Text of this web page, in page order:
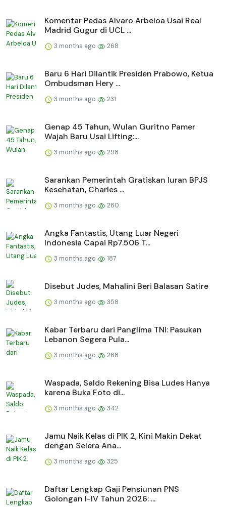
Komentar Pedas Alvaro Arbeloa Usai Real
Madrid Gugur di UCL ...
3 months ago 268
Baru 6 Hari Dilantik Presiden Prabowo, Ketua
Ombudsman Hery ...
3 months ago 231
Genap 45 Tahun, Wulan Guritno Pamer
Wajah Baru Usai Lifting:...
3 months ago 298
Sarankan Pemerintah Gratiskan Iuran BPJS
Kesehatan, Charles ...
3 months ago 260
Angka Fantastis, Utang Luar Negeri
Indonesia Capai Rp7.506 T...
3 months ago 187
Disebut Judes, Mahalini Beri Balasan Satire
3 months ago 358
Kabar Terbaru dari Panglima TNI: Pasukan
Lebanon Segera Pula...
3 months ago 268
Waspada, Saldo Rekening Bisa Ludes Hanya
karena Buka Foto di...
3 months ago 342
Jamu Naik Kelas di PIK 2, Kini Makin Dekat
dengan Selera Ana...
3 months ago 325
Daftar Lengkap Gaji Pensiunan PNS
Golongan I-IV Tahun 2026: ...